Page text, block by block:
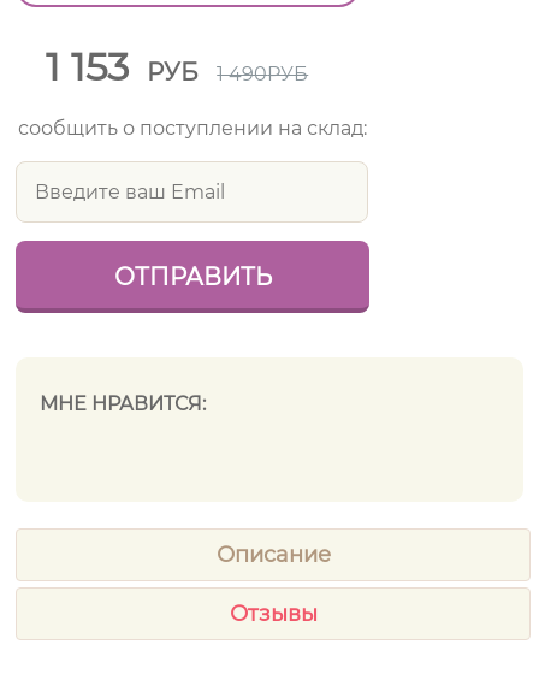
1 153 РУБ 1 490РУБ
сообщить о поступлении на склад:
МНЕ НРАВИТСЯ:
Описание
Отзывы